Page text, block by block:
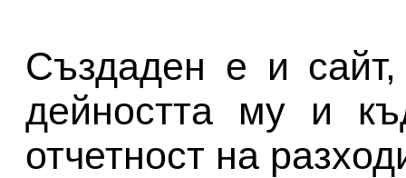
Създаден е и
дейността му и
отчетност на